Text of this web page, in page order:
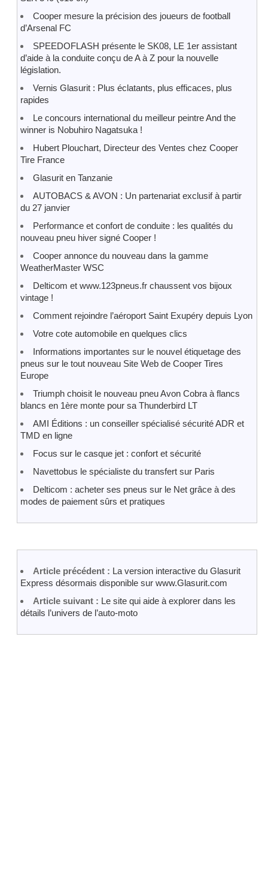
Cooper mesure la précision des joueurs de football
d’Arsenal FC
SPEEDOFLASH présente le SK08, LE 1er assistant
d’aide à la conduite conçu de A à Z pour la nouvelle
législation.
Vernis Glasurit : Plus éclatants, plus efficaces, plus
rapides
Le concours international du meilleur peintre And the
winner is Nobuhiro Nagatsuka !
Hubert Plouchart, Directeur des Ventes chez Cooper
Tire France
Glasurit en Tanzanie
AUTOBACS & AVON : Un partenariat exclusif à partir
du 27 janvier
Performance et confort de conduite : les qualités du
nouveau pneu hiver signé Cooper !
Cooper annonce du nouveau dans la gamme
WeatherMaster WSC
Delticom et www.123pneus.fr chaussent vos bijoux
vintage !
Comment rejoindre l’aéroport Saint Exupéry depuis Lyon
Votre cote automobile en quelques clics
Informations importantes sur le nouvel étiquetage des
pneus sur le tout nouveau Site Web de Cooper Tires
Europe
Triumph choisit le nouveau pneu Avon Cobra à flancs
blancs en 1ère monte pour sa Thunderbird LT
AMI Éditions : un conseiller spécialisé sécurité ADR et
TMD en ligne
Focus sur le casque jet : confort et sécurité
Navettobus le spécialiste du transfert sur Paris
Delticom : acheter ses pneus sur le Net grâce à des
modes de paiement sûrs et pratiques
Article précédent : La version interactive du Glasurit
Express désormais disponible sur www.Glasurit.com
Article suivant : Le site qui aide à explorer dans les
détails l’univers de l’auto-moto